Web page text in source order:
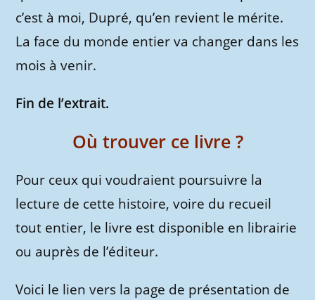
c’est à moi, Dupré, qu’en revient le mérite.
La face du monde entier va changer dans les
mois à venir.
Fin de l’extrait.
Où trouver ce livre ?
Pour ceux qui voudraient poursuivre la
lecture de cette histoire, voire du recueil
tout entier, le livre est disponible en librairie
ou auprès de l’éditeur.
Voici le lien vers la page de présentation de